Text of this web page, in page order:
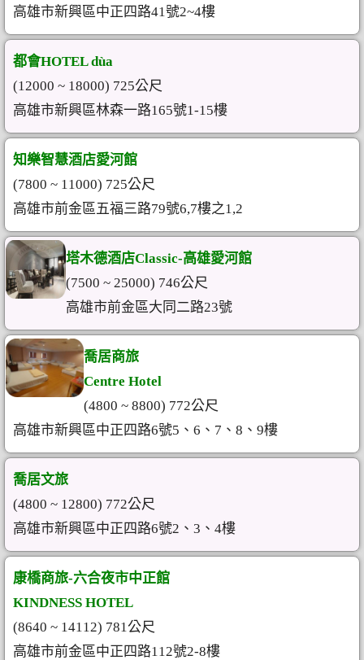
高雄市新興區中正四路41號2~4樓
都會HOTEL dùa
(12000 ~ 18000) 725公尺
高雄市新興區林森一路165號1-15樓
知樂智慧酒店愛河館
(7800 ~ 11000) 725公尺
高雄市前金區五福三路79號6,7樓之1,2
塔木德酒店Classic-高雄愛河館
(7500 ~ 25000) 746公尺
高雄市前金區大同二路23號
喬居商旅
Centre Hotel
(4800 ~ 8800) 772公尺
高雄市新興區中正四路6號5、6、7、8、9樓
喬居文旅
(4800 ~ 12800) 772公尺
高雄市新興區中正四路6號2、3、4樓
康橋商旅-六合夜市中正館
KINDNESS HOTEL
(8640 ~ 14112) 781公尺
高雄市前金區中正四路112號2-8樓